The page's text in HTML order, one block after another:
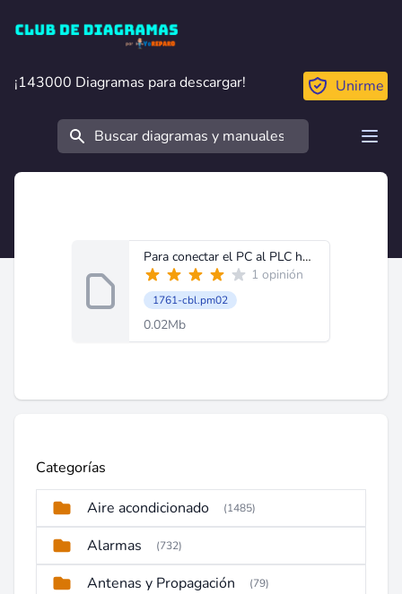
Club de Diagramas
¡143000 Diagramas para descargar!
¡143000 Diagramas para descargar! Unirme
Buscar
Para conectar el PC al PLC hay que utilizar el cable 1761.docx
1 opinión
1761-cbl.pm02
0.02Mb
Categorías
Aire acondicionado (1485)
Alarmas (732)
Antenas y Propagación (79)